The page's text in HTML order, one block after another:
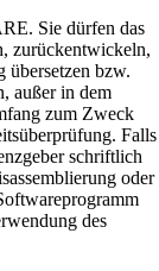
Sie dürfen das
zurückentwickeln,
übersetzen bzw.
außer in dem
zum Zweck
Falls
schriftlich
oder
des